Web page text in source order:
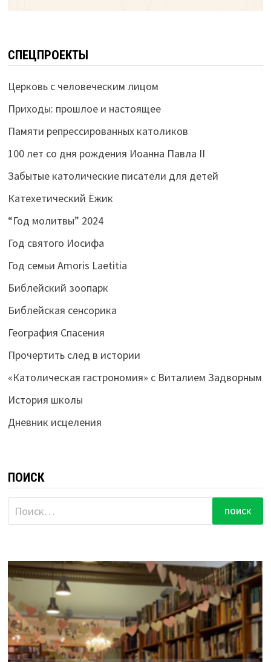
СПЕЦПРОЕКТЫ
Церковь с человеческим лицом
Приходы: прошлое и настоящее
Памяти репрессированных католиков
100 лет со дня рождения Иоанна Павла II
Забытые католические писатели для детей
Катехетический Ёжик
“Год молитвы” 2024
Год святого Иосифа
Год семьи Amoris Laetitia
Библейский зоопарк
Библейская сенсорика
География Спасения
Прочертить след в истории
«Католическая гастрономия» с Виталием Задворным
История школы
Дневник исцеления
ПОИСК
Найти: